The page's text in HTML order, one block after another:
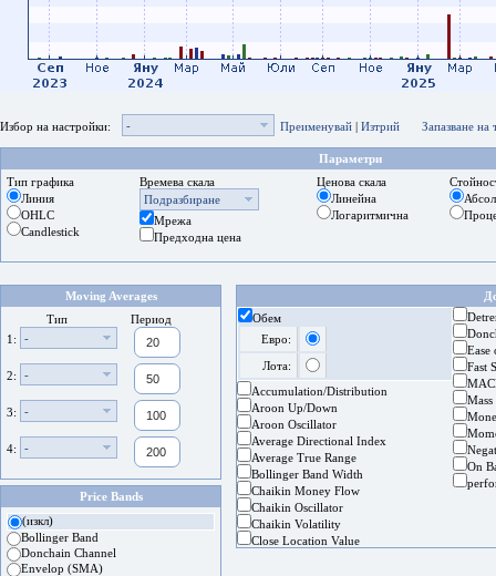
Избор на настройки: - Преименувай | Изтрий Запазване на
Параметри
Тип графика
Линия
OHLC
Candlestick
Времева скала
Подразбиране
Мрежа
Предходна цена
Ценова скала
Линейна
Логаритмична
Moving Averages
Тип
Период
1:
-
2: -
3: -
4: -
Price Bands
(изкл)
Bollinger Band
Donchain Channel
Envelop (SMA)
Обем
Евро:
Лота:
Accumulation/Distribution
Aroon Up/Down
Aroon Oscillator
Average Directional Index
Average True Range
Bollinger Band Width
Chaikin Money Flow
Chaikin Oscillator
Chaikin Volatility
Close Location Value
Ease
Fast
On